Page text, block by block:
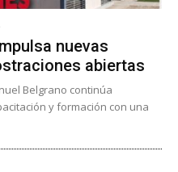
nuevas
abiertas
Belgrano continúa
y formación con una